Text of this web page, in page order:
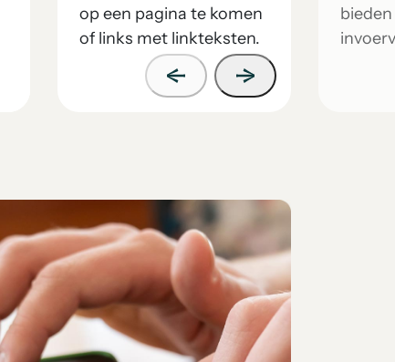
op een pagina te komen
of links met linkteksten.